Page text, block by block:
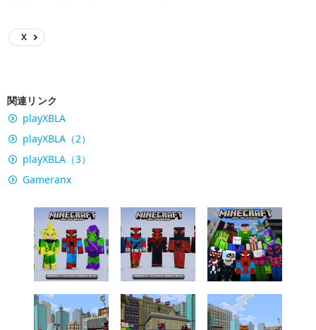
X
関連リンク
playXBLA
playXBLA（2）
playXBLA（3）
Gameranx